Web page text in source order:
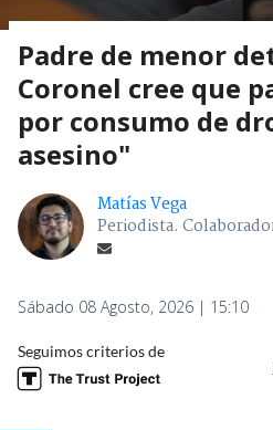
Padre de menor
Coronel cree que
por consumo de
asesino"
Matías Vega
Periodista.
Sábado 08 Agosto, 2026 | 15:10
Seguimos criterios de